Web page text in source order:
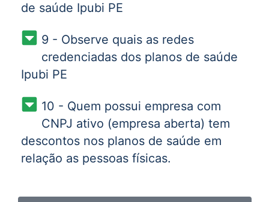
de saúde Ipubi PE
9 - Observe quais as redes
credenciadas dos planos de saúde
Ipubi PE
10 - Quem possui empresa com
CNPJ ativo (empresa aberta) tem
descontos nos planos de saúde em
relação as pessoas físicas.